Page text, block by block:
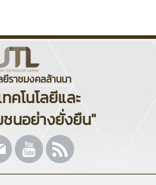
ยีราชมงคลล้านนา
คโนโลยีและ
นอย่างยั่งยืน"